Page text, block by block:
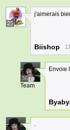
25
j'aimerais
Biishop
36
Team
Envoie
.